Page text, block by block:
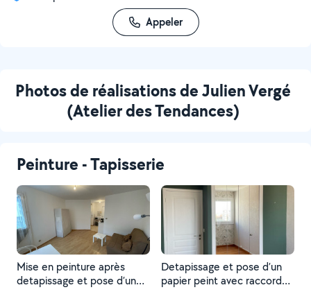
Appeler
Photos de réalisations de Julien Vergé
(Atelier des Tendances)
Peinture - Tapisserie
Mise en peinture après
detapissage et pose d’un
Detapissage et pose d’un
papier peint avec raccord